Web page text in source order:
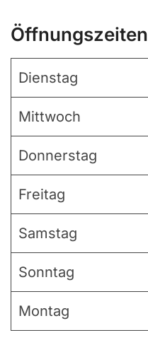
Öffnungszeiten
Dienstag
Mittwoch
Donnerstag
Freitag
Samstag
Sonntag
Montag